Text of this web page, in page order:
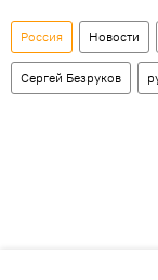
Россия Новости
Сергей Безруков